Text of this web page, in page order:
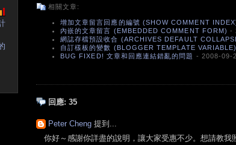
相關文章:
增加文章留言回應的編號 (SHOW COMMENT
內嵌的文章留言 (EMBEDDED COMMENT FORM) -
網誌存檔預設收合 (ARCHIVES DEFAULT
自訂樣板的變數 (BLOGGER TEMPLATE VARIABLE)
BUG FIXED! 文章和回應連結錯亂的問題 - 2008-09-
回應: 35
Peter Cheng 提到...
你好～感謝你詳盡的說明，讓大家受惠不少。想請教